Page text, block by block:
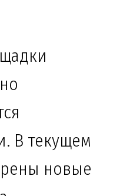
В текущем
новые